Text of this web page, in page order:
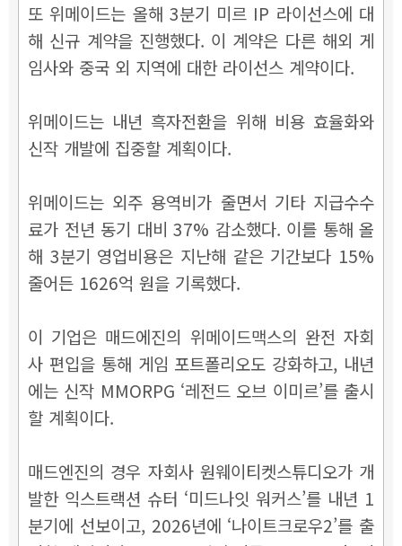
또 위메이드는 올해 3분기 미르 IP 라이선스에 대
해 신규 계약을 진행했다. 이 계약은 다른 해외 게
임사와 중국 외 지역에 대한 라이선스 계약이다.
위메이드는 내년 흑자전환을 위해 비용 효율화와
신작 개발에 집중할 계획이다.
위메이드는 외주 용역비가 줄면서 기타 지급수수
료가 전년 동기 대비 37% 감소했다. 이를 통해 올
해 3분기 영업비용은 지난해 같은 기간보다 15%
줄어든 1626억 원을 기록했다.
이 기업은 매드에진의 위메이드맥스의 완전 자회
사 편입을 통해 게임 포트폴리오도 강화하고, 내년
에는 신작 MMORPG ‘레전드 오브 이미르’를 출시
할 계획이다.
매드엔진의 경우 자회사 원웨이티켓스튜디오가 개
발한 익스트랙션 슈터 ‘미드나잇 워커스’를 내년 1
분기에 선보이고, 2026년에 ‘나이트크로우2’를 출